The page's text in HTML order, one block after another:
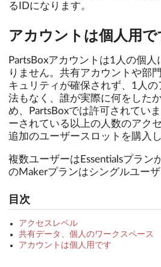
るIDになります。
アカウントは個人用で
PartsBoxアカウントは1人の個
りません。共有アカウントや部
キュリティが確保されず、1人
法もなく、誰が実際に何をした
め、PartsBoxでは許可されてい
ーされている以上の人数のアク
追加のユーザースロットを購入
複数ユーザーはEssentialsプラン
のMakerプランはシングルユーザ
目次
アクセスレベル
共有データ、個人のワークスペース
アカウントは個人用です